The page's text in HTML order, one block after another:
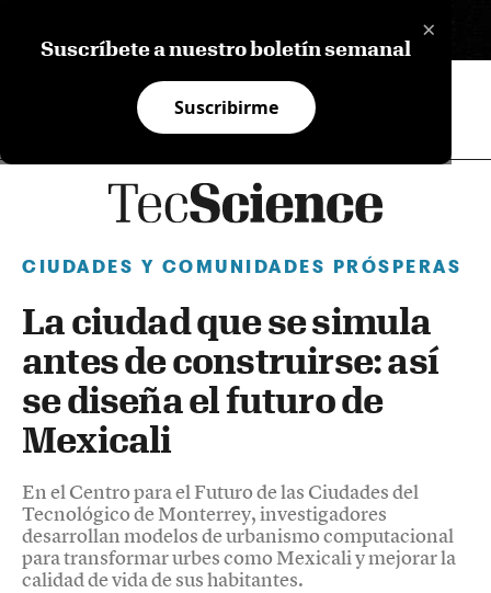
×
Suscríbete a nuestro boletín semanal
Suscribirme
CIUDADES Y COMUNIDADES PRÓSPERAS
La ciudad que se simula
antes de construirse: así
se diseña el futuro de
Mexicali
En el Centro para el Futuro de las Ciudades del
Tecnológico de Monterrey, investigadores
desarrollan modelos de urbanismo computacional
para transformar urbes como Mexicali y mejorar la
calidad de vida de sus habitantes.